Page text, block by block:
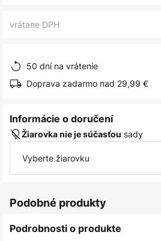
galérie
vrátane DPH
50 dní na vrátenie
Doprava zadarmo nad 29,99 €
Informácie o doručení
Žiarovka nie je súčasťou sady
Vyberte žiarovku
Podobné produkty
Podrobnosti o produkte